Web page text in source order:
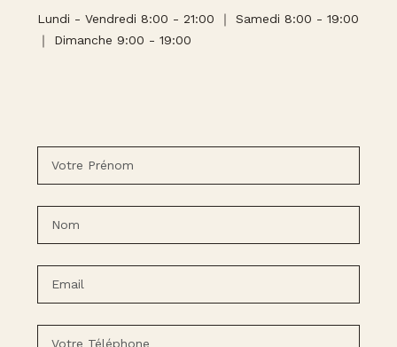
Lundi - Vendredi 8:00 - 21:00 ｜ Samedi 8:00 - 19:00
｜ Dimanche 9:00 - 19:00